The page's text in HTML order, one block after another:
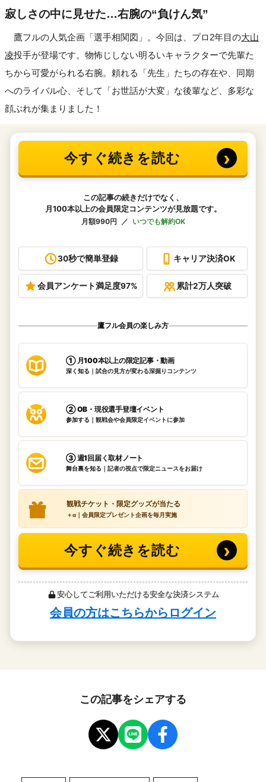
寂しさの中に見せた…右腕の“負けん気”
鷹フルの人気企画「選手相関図」。今回は、プロ2年目の大山
凌投手が登場です。物怖じしない明るいキャラクターで先輩た
ちから可愛がられる右腕。頼れる「先生」たちの存在や、同期
へのライバル心、そして「お世話が大変」な後輩など、多彩な
顔ぶれが集まりました！
この記事をシェアする